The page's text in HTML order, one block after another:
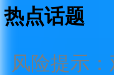
热点话题
风险提示